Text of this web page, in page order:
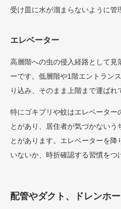
受け皿に水が溜まらないように管
エレベーター
高層階への虫の侵入経路として見
ーです。低層階や1階エントラン
り込み、そのまま上階まで運ばれ
特にゴキブリや蚊はエレベーター
とがあり、居住者が気づかないう
とがあります。エレベーターを降
いないか、時折確認する習慣をつ
配管やダクト、ドレンホ